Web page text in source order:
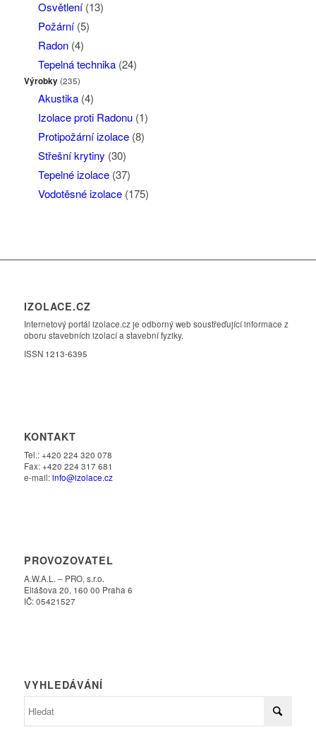
Osvětlení(13)
Požární(5)
Radon(4)
Tepelná technika(24)
Výrobky(235)
Akustika(4)
Izolace proti Radonu(1)
Protipožární izolace(8)
Střešní krytiny (30)
Tepelné izolace(37)
Vodotěsné izolace(175)
IZOLACE.CZ
Internetový portál izolace.cz je odborný web soustřeďující informace z
oboru stavebních izolací a stavební fyziky.
ISSN 1213-6395
KONTAKT
Tel.: +420 224 320 078
Fax: +420 224 317 681
e-mail:info@izolace.cz
PROVOZOVATEL
A.W.A.L. – PRO, s.r.o.
Eliášova 20, 160 00 Praha 6
IČ: 05421527
VYHLEDÁVÁNÍ